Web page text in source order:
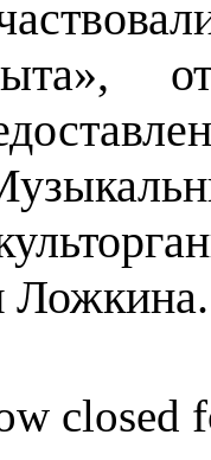
Ложкина.
closed